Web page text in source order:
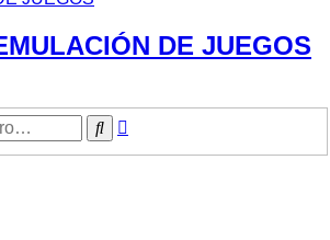
DE JUEGOS
Buscar